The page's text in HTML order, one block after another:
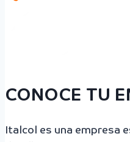
CONOCE TU
Italcol es una empresa